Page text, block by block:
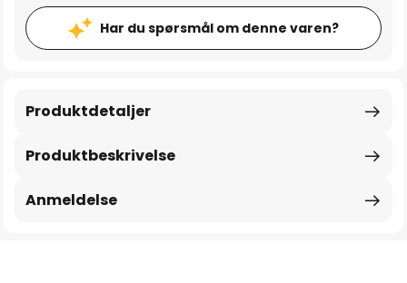
Har du spørsmål om denne varen?
Produktbeskrivelse
Produktdetaljer
Anmeldelse